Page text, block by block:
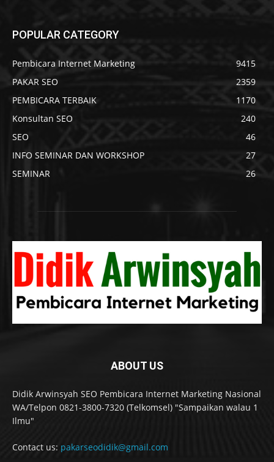
POPULAR CATEGORY
Pembicara Internet Marketing
9415
PAKAR SEO
2359
PEMBICARA TERBAIK
1170
Konsultan SEO
240
SEO
46
INFO SEMINAR DAN WORKSHOP
27
SEMINAR
26
ABOUT US
Didik Arwinsyah SEO Pembicara Internet Marketing Nasional
WA/Telpon 0821-3800-7320 (Telkomsel) "Sampaikan walau 1
Ilmu"
Contact us: pakarseodidik@gmail.com